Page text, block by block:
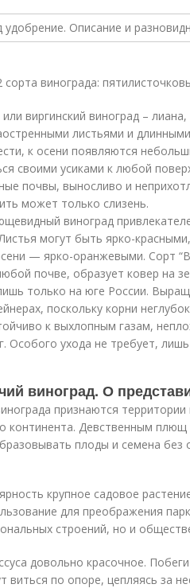
винограда:
виргинский виноград –
листьями и
к осени появляются
своими усиками к любой
почвы, выносливо и
может только слизень.
виноград
могут быть ярко-
— ярко-оранжевыми. Сорт
почве, образует ковер на
только на юге России.
поскольку корни
к выхлопным газам,
Особого ухода не требует,
виноград. О
признаются
континента. Девственным
плоды и семена без
крупное садовое
для преображения
строений, но и
довольно красочное.
виться по опоре, цепляясь за